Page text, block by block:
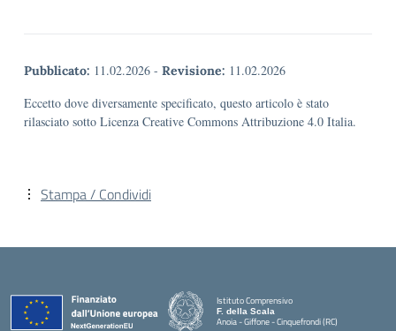
Pubblicato: 11.02.2026 - Revisione: 11.02.2026
Eccetto dove diversamente specificato, questo articolo è stato
rilasciato sotto Licenza Creative Commons Attribuzione 4.0 Italia.
Stampa / Condividi
Istituto Comprensivo
F. della Scala
Anoia - Giffone - Cinquefrondi (RC)